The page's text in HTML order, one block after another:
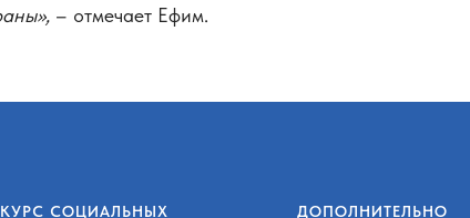
– отмечает Ефим.
СОЦИАЛЬНЫХ ДОПОЛНИТЕЛЬНО